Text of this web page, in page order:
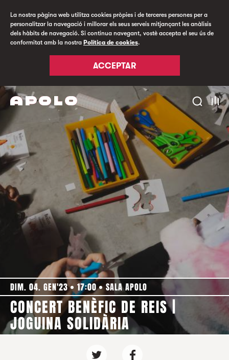
La nostra pàgina web utilitza cookies pròpies i de terceres persones per a
personalitzar la navegació i millorar els seus serveis mitjançant les anàlisis
dels hàbits de navegació. Si continua navegant, vostè accepta el seu ús de
conformitat amb la nostra Política de cookies.
ACCEPTAR
DIM. 04. GEN'23 17:00 SALA APOLO
CONCERT BENÈFIC DE REIS |
JOGUINA SOLIDÀRIA